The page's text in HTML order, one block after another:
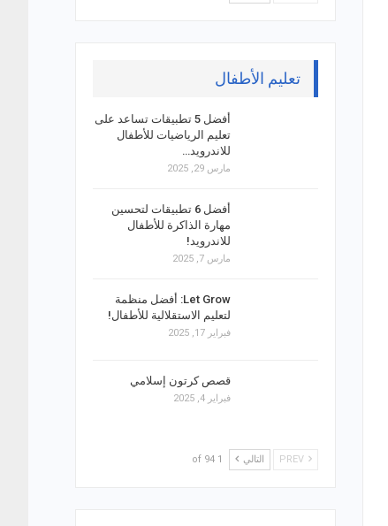
تعليم الأطفال
أفضل 5 تطبيقات تساعد على
تعليم الرياضيات للأطفال
للاندرويد…
مارس 29, 2025
أفضل 6 تطبيقات لتحسين
مهارة الذاكرة للأطفال
للاندرويد!
مارس 7, 2025
Let Grow: أفضل منظمة
لتعليم الاستقلالية للأطفال!
فبراير 17, 2025
قصص كرتون إسلامي
فبراير 4, 2025
التالي 1 of 94